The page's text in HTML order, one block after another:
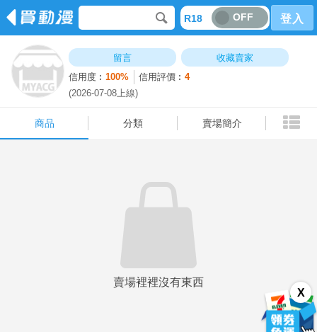
R18 OFF 登入
留言
收藏賣家
信用度︰100% 信用評價︰4
(2026-07-08上線)
商品 分類 賣場簡介
X
賣場裡裡沒有東西
商品 分類 賣場簡介